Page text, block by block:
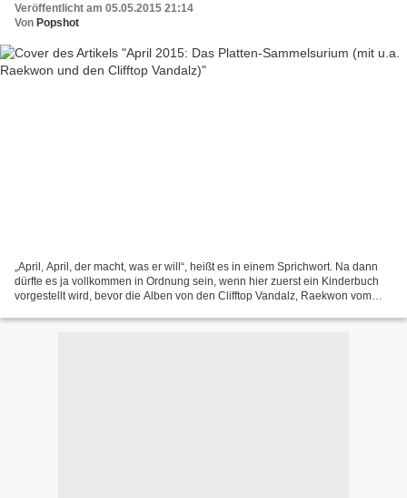
Veröffentlicht am 05.05.2015 21:14
Von Popshot
„April, April, der macht, was er will“, heißt es in einem Sprichwort. Na dann
dürfte es ja vollkommen in Ordnung sein, wenn hier zuerst ein Kinderbuch
vorgestellt wird, bevor die Alben von den Clifftop Vandalz, Raekwon vom